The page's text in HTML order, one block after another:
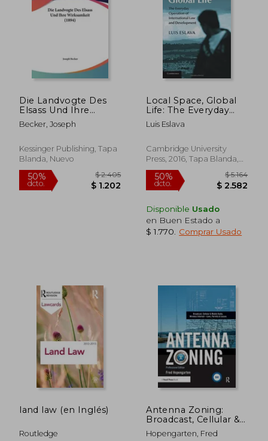
dcto. $ 3.157 dcto.
40%
dcto. $ 2.012
50%
dcto.
Die Landvogte Des
Elsass Und Ihre
Wirksamkeit (1894)
(en Alemán)
Becker, Joseph
Kessinger Publishing, Tapa
Blanda, Nuevo
Local Space, Global
Life: The Everyday
Operation of
International law and
Inglés)
Luis Eslava
Cambridge University
Press, 2016, Tapa Blanda,
Nuevo
Disponible Usado
en Buen Estado a
$ 1.770
Comprar Usado
land law (en Inglés)
Routledge
Antenna Zoning:
Broadcast, Cellular &
Mobile Radio,
Wireless Internet-
Hopengarten, Fred